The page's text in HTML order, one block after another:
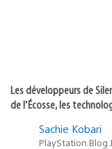
Les développeurs de
de l’Écosse, les
Sachie Kobari
PlayStation.Blog